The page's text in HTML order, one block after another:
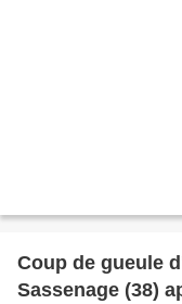
Coup de gueule
Sassenage (38)